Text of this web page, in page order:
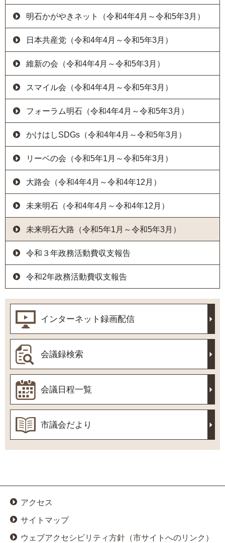
明石かがやきネット（令和4年4月～令和5年3月）
日本共産党（令和4年4月～令和5年3月）
維新の会（令和4年4月～令和5年3月）
スマイル会（令和4年4月～令和5年3月）
フォーラム明石（令和4年4月～令和5年3月）
かけはしSDGs（令和4年4月～令和5年3月）
リーベの会（令和5年1月～令和5年3月）
大路会（令和4年4月～令和4年12月）
未来明石（令和4年4月～令和4年12月）
未来明石大路（令和5年1月～令和5年3月）
令和３年政務活動費収支報告
令和2年政務活動費収支報告
インターネット録画配信
会議録検索
会議日程一覧
市議会だより
アクセス
サイトマップ
ウェブアクセシビリティ方針（市サイトへのリンク）